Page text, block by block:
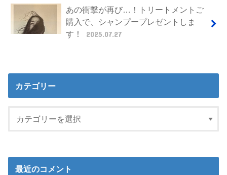
あの衝撃が再び…！トリートメントご
購入で、シャンプープレゼントしま
す！
2025.07.27
カテゴリー
最近のコメント